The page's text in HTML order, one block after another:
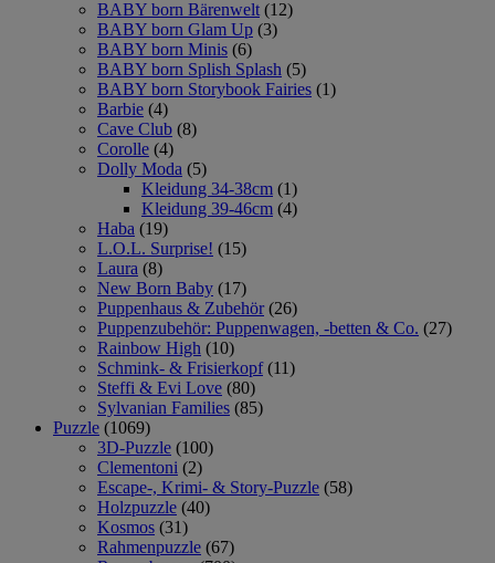
BABY born Bärenwelt (12)
BABY born Glam Up (3)
BABY born Minis (6)
BABY born Splish Splash (5)
BABY born Storybook Fairies (1)
Barbie (4)
Cave Club (8)
Corolle (4)
Dolly Moda (5)
Kleidung 34-38cm (1)
Kleidung 39-46cm (4)
Haba (19)
L.O.L. Surprise! (15)
Laura (8)
New Born Baby (17)
Puppenhaus & Zubehör (26)
Puppenzubehör: Puppenwagen, -betten & Co. (27)
Rainbow High (10)
Schmink- & Frisierkopf (11)
Steffi & Evi Love (80)
Sylvanian Families (85)
Puzzle (1069)
3D-Puzzle (100)
Clementoni (2)
Escape-, Krimi- & Story-Puzzle (58)
Holzpuzzle (40)
Kosmos (31)
Rahmenpuzzle (67)